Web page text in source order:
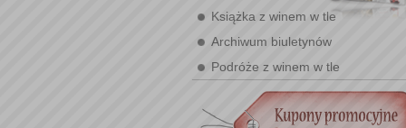
Książka z winem w tle
Archiwum biuletynów
Podróże z winem w tle